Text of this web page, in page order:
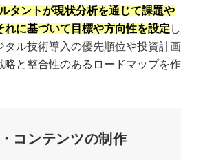
タントが現状分析を通じて課題や
れに基づいて目標や方向性を設定 し
タル技術導入の優先順位や投資計画
略と整合性のあるロードマップを作
コンテンツの制作